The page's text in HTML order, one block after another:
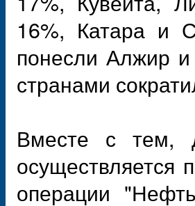
16%, Катара и
понесли Алжир
странами
Вместе с тем,
операции